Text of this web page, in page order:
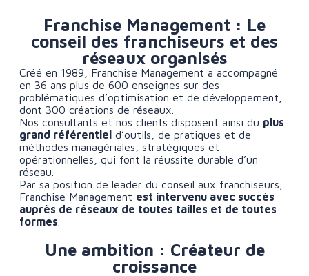
Franchise Management : Le
conseil des franchiseurs et des
réseaux organisés
Créé en 1989, Franchise Management a accompagné
en 36 ans plus de 600 enseignes sur des
problématiques d’optimisation et de développement,
dont 300 créations de réseaux.
Nos consultants et nos clients disposent ainsi du plus
grand référentiel d’outils, de pratiques et de
méthodes managériales, stratégiques et
opérationnelles, qui font la réussite durable d’un
réseau.
Par sa position de leader du conseil aux franchiseurs,
Franchise Management est intervenu avec succès
auprès de réseaux de toutes tailles et de toutes
formes
Une ambition : Créateur de
croissance